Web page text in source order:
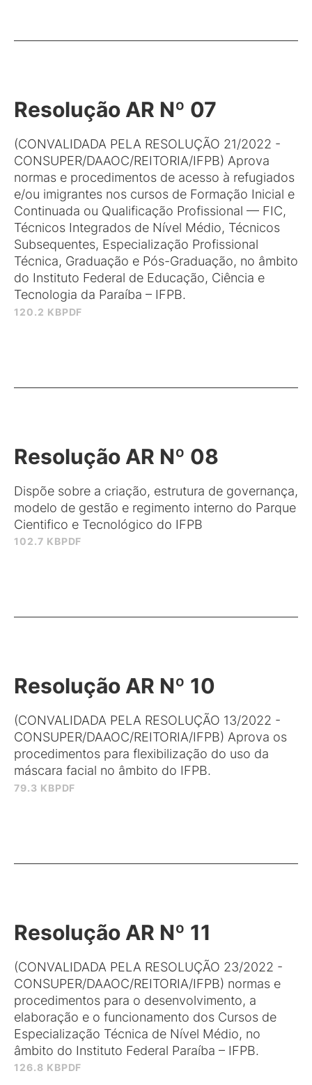
120.2 KBPDF
Resolução AR Nº 07
(CONVALIDADA PELA RESOLUÇÃO 21/2022 -
CONSUPER/DAAOC/REITORIA/IFPB) Aprova
normas e procedimentos de acesso à refugiados
e/ou imigrantes nos cursos de Formação Inicial e
Continuada ou Qualificação Profissional — FIC,
Técnicos Integrados de Nível Médio, Técnicos
Subsequentes, Especialização Profissional
Técnica, Graduação e Pós-Graduação, no âmbito
do Instituto Federal de Educação, Ciência e
Tecnologia da Paraíba – IFPB.
102.7 KBPDF
Resolução AR Nº 08
Dispõe sobre a criação, estrutura de governança,
modelo de gestão e regimento interno do Parque
Cientifico e Tecnológico do IFPB
79.3 KBPDF
Resolução AR Nº 10
(CONVALIDADA PELA RESOLUÇÃO 13/2022 -
CONSUPER/DAAOC/REITORIA/IFPB) Aprova os
procedimentos para flexibilização do uso da
máscara facial no âmbito do IFPB.
126.8 KBPDF
Resolução AR Nº 11
(CONVALIDADA PELA RESOLUÇÃO 23/2022 -
CONSUPER/DAAOC/REITORIA/IFPB) normas e
procedimentos para o desenvolvimento, a
elaboração e o funcionamento dos Cursos de
Especialização Técnica de Nível Médio, no
âmbito do Instituto Federal Paraíba – IFPB.